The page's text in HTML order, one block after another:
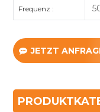
Frequenz :
JETZT